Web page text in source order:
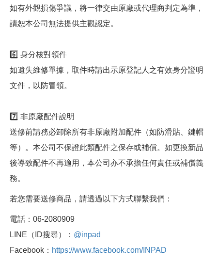
如有外觀損傷爭議，將一律交由原廠或代理商判定為準，
請恕本公司無法提供主觀認定。
6️⃣ 身分核對領件
如遺失維修單據，取件時請出示原登記人之有效身分證明
文件，以防冒領。
7️⃣ 非原廠配件說明
送修前請務必卸除所有非原廠附加配件（如防滑貼、鍵帽
等）。本公司不保證此類配件之保存或補償。如更換新品
後導致配件不再適用，本公司亦不承擔任何責任或補償義
務。
若您需要送修商品，請透過以下方式聯繫我們：
電話：06-2080909
LINE（ID搜尋）： @inpad
Facebook： https://www.facebook.com/INPAD